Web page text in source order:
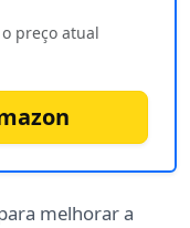
preço atual
melhorar a